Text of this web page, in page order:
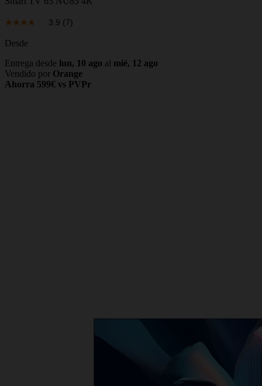
3.9 (7)
Desde
Entrega desde lun, 10 ago al mié, 12 ago
Vendido por Orange
Ahorra 599€ vs PVPr